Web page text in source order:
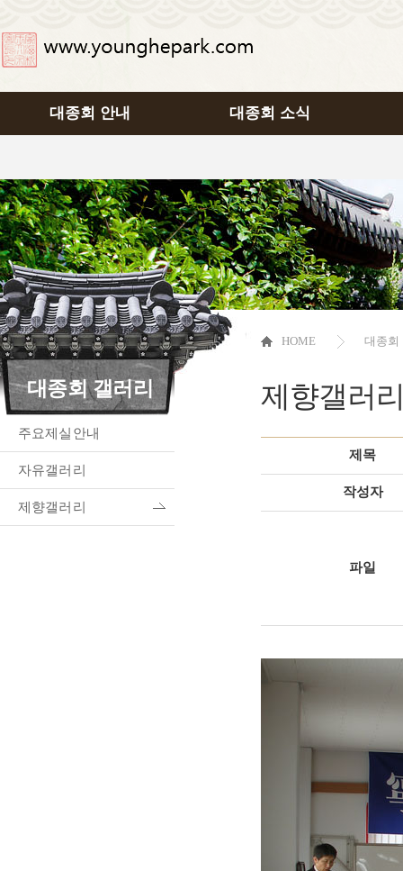
대종회 안내 대종회 소식
HOME 대종회
대종회 갤러리
주요제실안내
자유갤러리
제향갤러리
제향갤러
제목
작성자
파일